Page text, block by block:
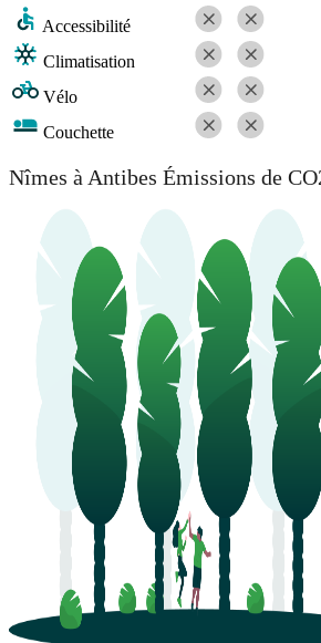
Accessibilité
Climatisation
Vélo
Couchette
Nîmes à Antibes Émissions de